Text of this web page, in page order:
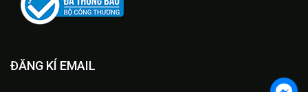
ĐĂNG KÍ EMAIL